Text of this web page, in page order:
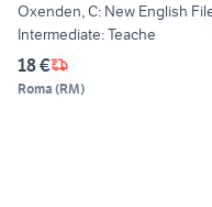
Oxenden, C: New English
Intermediate: Teache
18 €
Roma (RM)